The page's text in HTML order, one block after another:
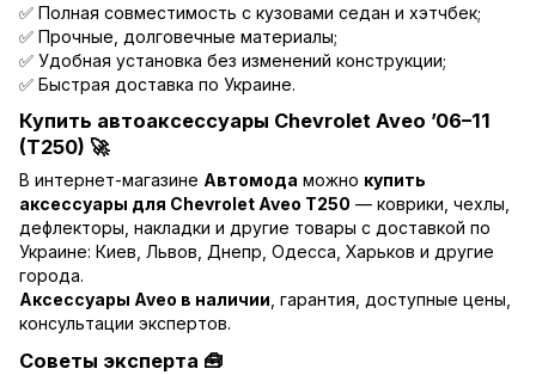
✅ Полная совместимость с кузовами седан и хэтчбек;
✅ Прочные, долговечные материалы;
✅ Удобная установка без изменений конструкции;
✅ Быстрая доставка по Украине.
Купить автоаксессуары Chevrolet Aveo ’06–11
(T250) 🚀
В интернет-магазине Автомода можно купить
аксессуары для Chevrolet Aveo T250 — коврики, чехлы,
дефлекторы, накладки и другие товары с доставкой по
Украине: Киев, Львов, Днепр, Одесса, Харьков и другие
города.
Аксессуары Aveo в наличии , гарантия, доступные цены,
консультации экспертов.
Советы эксперта 🧰